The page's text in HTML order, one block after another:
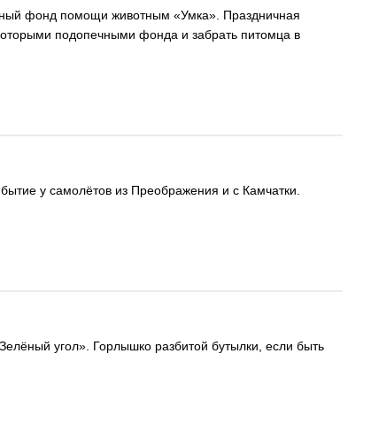
фонд помощи животным «Умка». Праздничная
подопечными фонда и забрать питомца в
у самолётов из Преображения и с Камчатки.
угол». Горлышко разбитой бутылки, если быть